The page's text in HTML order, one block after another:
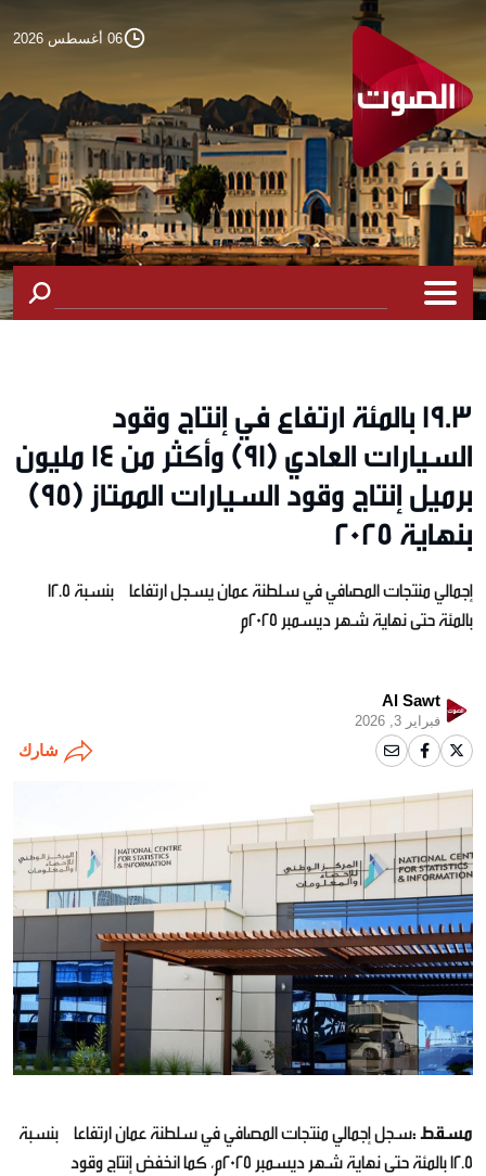
06 أغسطس 2026
19.3 بالمئة ارتفاع في إنتاج وقود
السيارات العادي (91) وأكثر من 14 مليون
برميل إنتاج وقود السيارات الممتاز (95)
بنهاية 2025
إجمالي منتجات المصافي في سلطنة عمان يسجل ارتفاعا بنسبة 12.5
بالمئة حتى نهاية شهر ديسمبر 2025م
Al Sawt
فبراير 3, 2026
شارك
مسقط :سجل إجمالي منتجات المصافي في سلطنة عمان ارتفاعا بنسبة
12.5 بالمئة حتى نهاية شهر ديسمبر 2025م، كما انخفض إنتاج وقود